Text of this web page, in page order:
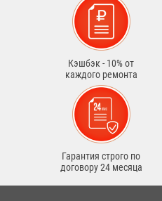
Кэшбэк - 10% от
каждого ремонта
Гарантия строго по
договору 24 месяца